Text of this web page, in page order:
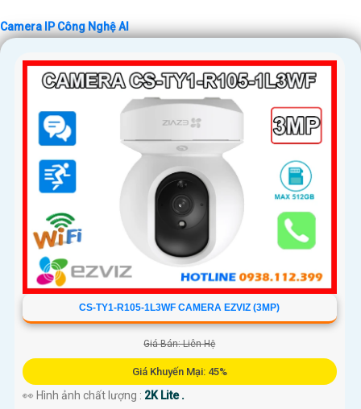
Camera IP Công Nghệ AI
CS-TY1-R105-1L3WF CAMERA EZVIZ (3MP)
Giá Bán: Liên Hệ
Giá Khuyến Mại: 45%
👀 Hình ảnh chất lượng : 2K Lite .